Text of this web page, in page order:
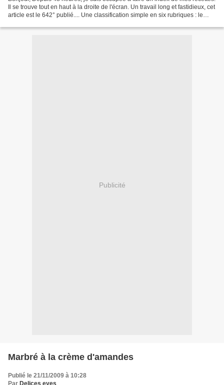
Il se trouve tout en haut à la droite de l'écran. Un travail long et fastidieux, cet
article est le 642° publié.... Une classification simple en six rubriques : le
Publicité
Marbré à la crème d'amandes
Publié le 21/11/2009 à 10:28
Par Delices eyes